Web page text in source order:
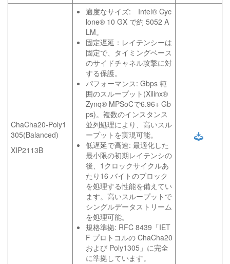
ChaCha20-Poly1
305(Balanced)
XIP2113B
適度なサイズ: Intel® Cyc
lone® 10 GX で約 5052 A
LM。
固定遅延：レイテンシーは
固定で、タイミングベース
のサイドチャネル攻撃に対
する保護。
パフォーマンス: Gbps 範
囲のスループット(Xilinx®
Zynq® MPSoCで6.96+ Gb
ps)。複数のインスタンス
並列処理により、高いスル
ープットを実現可能。
低遅延で高速: 最適化した
最小限の初期レイテンシの
後、1クロックサイクルあ
たり16 バイトのブロック
を処理する性能を備えてい
ます。高いスループットで
シングルデータストリーム
を処理可能。
規格準拠: RFC 8439「IET
F プロトコルの ChaCha20
および Poly1305」に完全
に準拠しています。